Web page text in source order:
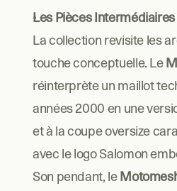
Les Pièces Intermédiaires
La collection revisite les
touche conceptuelle. Le
réinterprète un maillot
années 2000 en une
et à la coupe oversize
avec le logo Salomon
Son pendant, le